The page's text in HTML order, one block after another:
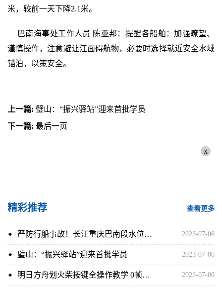
米，较前一天下降2.1米。
巴南海事处工作人员 陈亚邦：提醒各船舶：加强瞭望、
谨慎操作，注意避让江面碍航物，必要时选择就近安全水域
锚泊，以策安全。
上一篇: 璧山：“振兴驿站”迎来首批学员
下一篇: 最后一页
x
精彩推荐 查看更多
严防行船事故！长江重庆巴南段水位上涨漂浮物骤增 2023-07-06
璧山：“振兴驿站”迎来首批学员 2023-07-06
明日方舟划火柴按键全操作教学 0帧部署干员方法介绍 2023-07-06